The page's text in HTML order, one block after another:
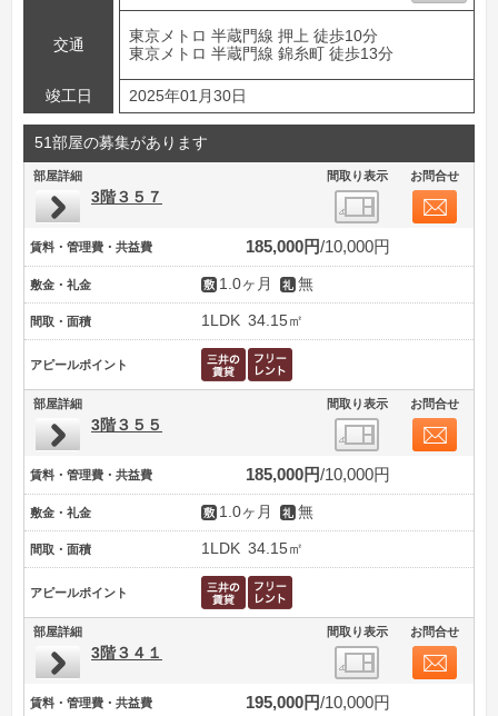
交通
東京メトロ 半蔵門線 押上 徒歩10分
東京メトロ 半蔵門線 錦糸町 徒歩13分
竣工日 2025年01月30日
51部屋の募集があります
部屋詳細 間取り表示 お問合せ
3階３５７
賃料・管理費・共益費 185,000円 10,000円
敷金・礼金 1.0ヶ月 無
間取・面積 1LDK 34.15㎡
アピールポイント
部屋詳細 間取り表示 お問合せ
3階３５５
賃料・管理費・共益費 185,000円 10,000円
敷金・礼金 1.0ヶ月 無
間取・面積 1LDK 34.15㎡
アピールポイント
部屋詳細 間取り表示 お問合せ
3階３４１
賃料・管理費・共益費 195,000円 10,000円